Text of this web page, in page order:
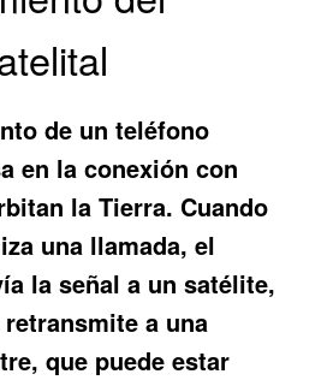
de un teléfono
en la conexión con
la Tierra. Cuando
una llamada, el
la señal a un satélite,
a una
que puede estar